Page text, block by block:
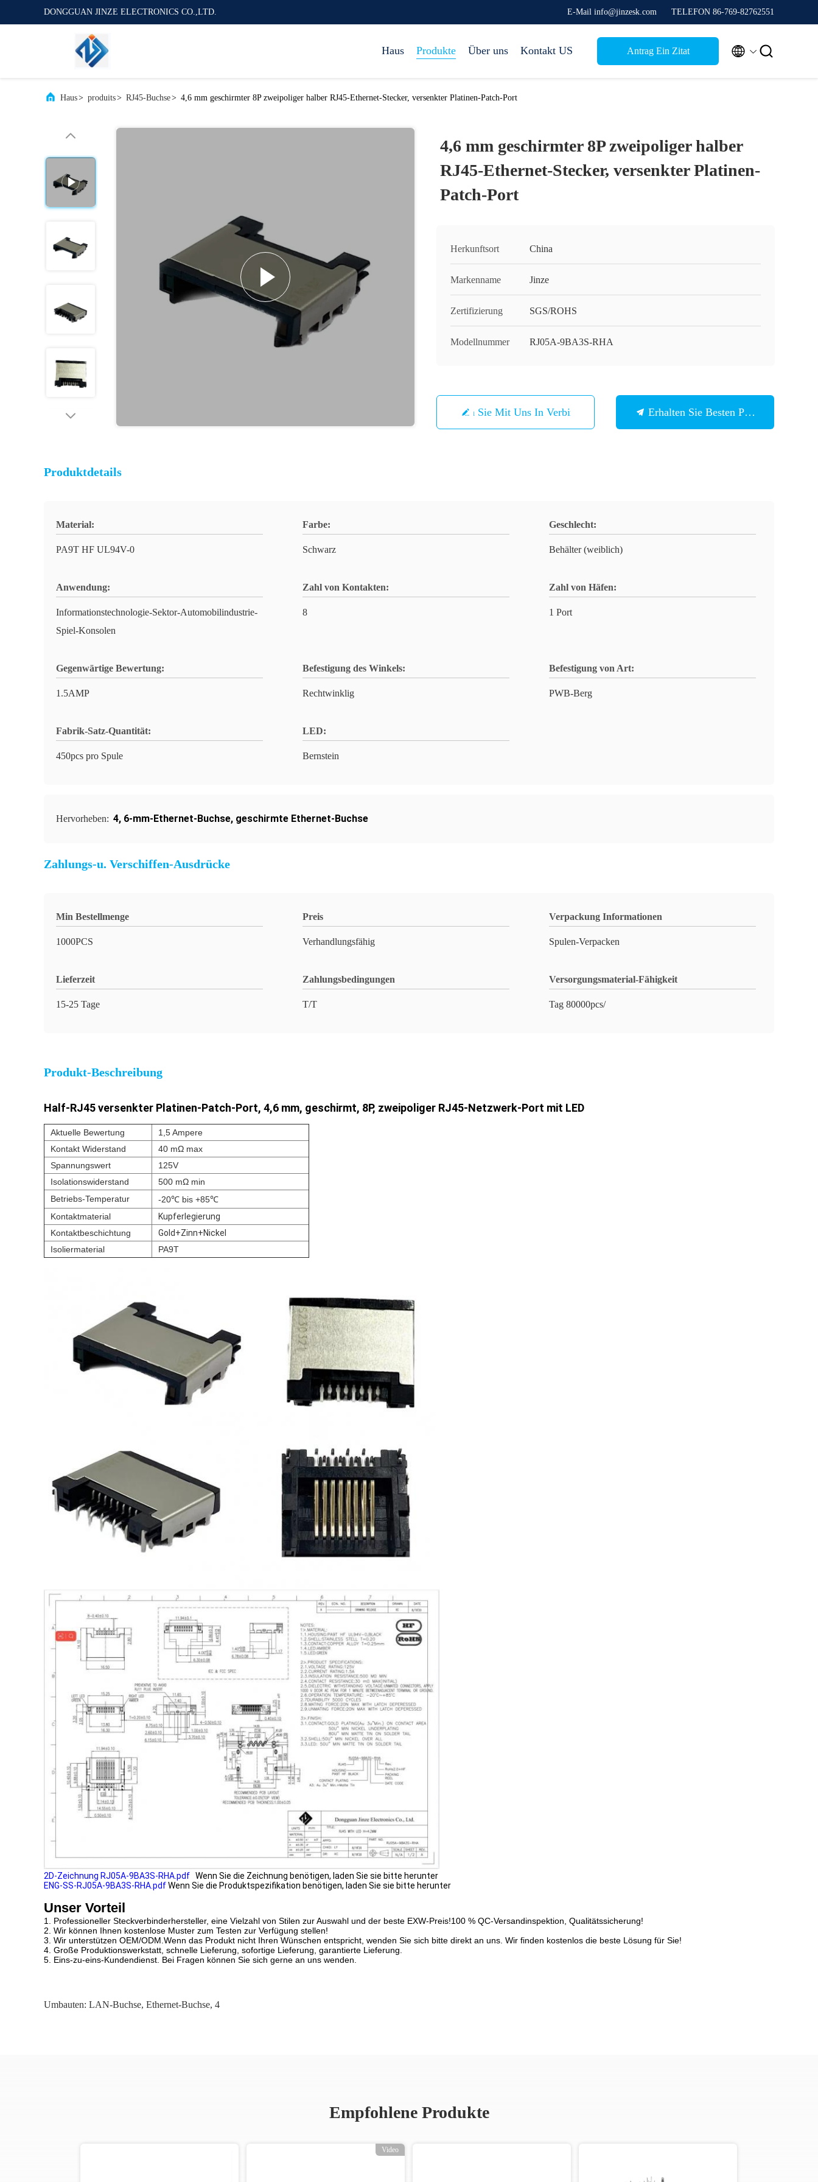
DONGGUAN JINZE ELECTRONICS CO.,LTD. E-Mail info@jinzesk.com TELEFON 86-769-82762551
Haus Produkte Über uns Kontakt US Antrag Ein Zitat  
Haus> produits> RJ45-Buchse> 4,6 mm geschirmter 8P zweipoliger halber RJ45-Ethernet-Stecker, versenkter Platinen-Patch-Port
4,6 mm geschirmter 8P zweipoliger halber
RJ45-Ethernet-Stecker, versenkter Platinen-
Patch-Port
Herkunftsort China
Markenname Jinze
Zertifizierung SGS/ROHS
Modellnummer RJ05A-9BA3S-RHA
Treten Sie Mit Uns In Verbindung Erhalten Sie Besten Preis
Produktdetails
Material:
PA9T HF UL94V-0
Farbe:
Schwarz
Geschlecht:
Behälter (weiblich)
Anwendung:
Informationstechnologie-Sektor-Automobilindustrie-
Spiel-Konsolen
Zahl von Kontakten:
8
Zahl von Häfen:
1 Port
Gegenwärtige Bewertung:
1.5AMP
Befestigung des Winkels:
Rechtwinklig
Befestigung von Art:
PWB-Berg
Fabrik-Satz-Quantität:
450pcs pro Spule
LED:
Bernstein
Hervorheben: 4, 6-mm-Ethernet-Buchse, geschirmte Ethernet-Buchse
Zahlungs-u. Verschiffen-Ausdrücke
Min Bestellmenge
1000PCS
Preis
Verhandlungsfähig
Verpackung Informationen
Spulen-Verpacken
Lieferzeit
15-25 Tage
Zahlungsbedingungen
T/T
Versorgungsmaterial-Fähigkeit
Tag 80000pcs/
Produkt-Beschreibung
Half-RJ45 versenkter Platinen-Patch-Port, 4,6 mm, geschirmt, 8P, zweipoliger RJ45-Netzwerk-Port mit LED
Aktuelle Bewertung
1,5 Ampere
Kontakt Widerstand
40 mΩ max
Spannungswert
125V
Isolationswiderstand
500 mΩ min
Betriebs-Temperatur
-20℃ bis +85℃
Kontaktmaterial
Kupferlegierung
Kontaktbeschichtung
Gold+Zinn+Nickel
Isoliermaterial
PA9T
2D-Zeichnung RJ05A-9BA3S-RHA.pdf Wenn Sie die Zeichnung benötigen, laden Sie sie bitte herunter
ENG-SS-RJ05A-9BA3S-RHA.pdfWenn Sie die Produktspezifikation benötigen, laden Sie sie bitte herunter
Unser Vorteil
1. Professioneller Steckverbinderhersteller, eine Vielzahl von Stilen zur Auswahl und der beste EXW-Preis!100 % QC-Versandinspektion, Qualitätssicherung!
2. Wir können Ihnen kostenlose Muster zum Testen zur Verfügung stellen!
3. Wir unterstützen OEM/ODM.Wenn das Produkt nicht Ihren Wünschen entspricht, wenden Sie sich bitte direkt an uns. Wir finden kostenlos die beste Lösung für Sie!
4. Große Produktionswerkstatt, schnelle Lieferung, sofortige Lieferung, garantierte Lieferung.
5. Eins-zu-eins-Kundendienst. Bei Fragen können Sie sich gerne an uns wenden.
Umbauten: LAN-Buchse, Ethernet-Buchse, 4
Empfohlene Produkte
Video